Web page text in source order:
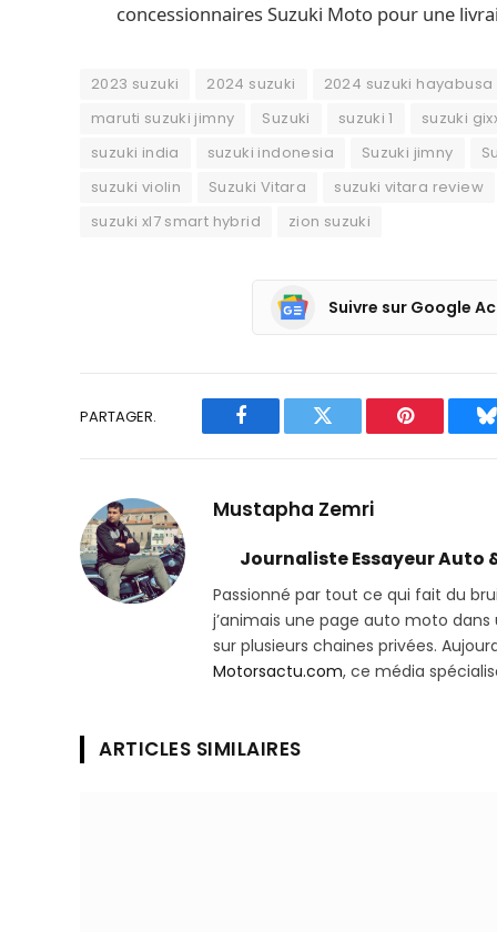
concessionnaires Suzuki Moto pour une
2023 suzuki 2024 suzuki
2024 suzuki hayabusa
maruti suzuki jimny
Suzuki suzuki 1
suzuki
suzuki india
suzuki indonesia Suzuki jimny
suzuki violin
Suzuki Vitara
suzuki vitara review
suzuki xl7 smart hybrid
zion suzuki
Suivre sur Google
PARTAGER.
Facebook Twitter Pinterest
Mustapha Zemri
Journaliste Essayeur Auto
Passionné par tout ce qui fait du
j’animais une page auto moto
sur plusieurs chaines privées.
Motorsactu.com, ce média
ARTICLES SIMILAIRES